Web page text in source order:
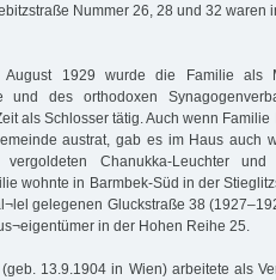
Nummer 26, 28 und 32 waren
1929 wurde die Familie als
und des orthodoxen
als Schlosser tätig. Auch wenn
austrat, gab es im Haus auch
vergoldeten Chanukka-Leuchter
wohnte in Barmbek-Süd in der
gelegenen Gluckstraße 38
in der Hohen Reihe 25.
13.9.1904 in Wien) arbeitete als